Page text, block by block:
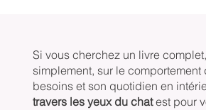
Si vous cherchez un livre
simplement, sur le comportement
besoins et son quotidien en
travers les yeux du chatest pour